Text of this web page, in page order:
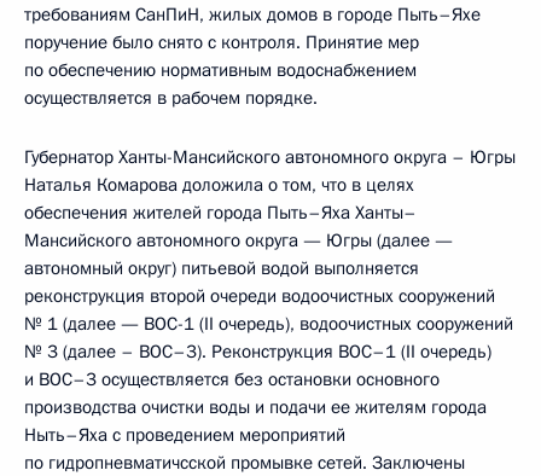
требованиям СанПиН, жилых домов в городе Пыть–Яхе
поручение было снято с контроля. Принятие мер
по обеспечению нормативным водоснабжением
осуществляется в рабочем порядке.
Губернатор Ханты-Мансийского автономного округа – Югры
Наталья Комарова доложила о том, что в целях
обеспечения жителей города Пыть–Яха Ханты–
Мансийского автономного округа — Югры (далее —
автономный округ) питьевой водой выполняется
реконструкция второй очереди водоочистных сооружений
№ 1 (далее — ВОС-1 (II очередь), водоочистных сооружений
№ 3 (далее – ВОС–3). Реконструкция ВОС–1 (II очередь)
и ВОС–3 осуществляется без остановки основного
производства очистки воды и подачи ее жителям города
Ныть–Яха с проведением мероприятий
по гидропневматичсской промывке сетей. Заключены